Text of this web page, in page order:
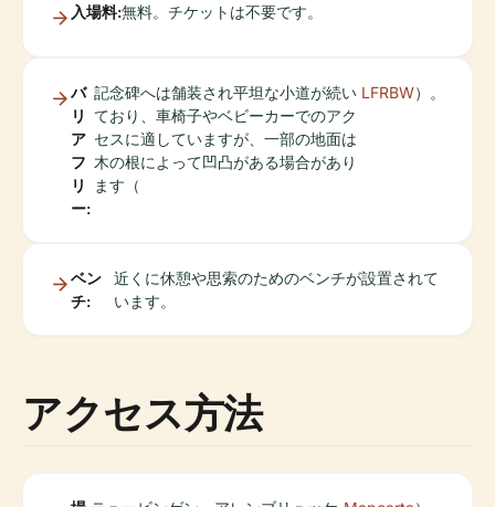
入場料:無料。チケットは不要です。
バ
リ
ア
フ
リ
ー:
記念碑へは舗装され平坦な小道が続い
ており、車椅子やベビーカーでのアク
セスに適していますが、一部の地面は
木の根によって凹凸がある場合があり
ます（
LFRBW）。
ベン
チ:
近くに休憩や思索のためのベンチが設置されて
います。
アクセス方法